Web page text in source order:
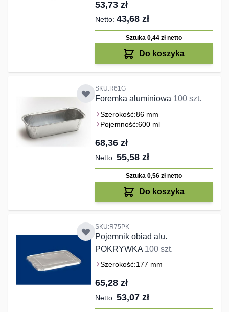
53,73 zł
43,68 zł
Sztuka 0,44 złnetto
Do koszyka
SKU:R61G
Foremka aluminiowa 100 szt.
Szerokość:86 mm
Pojemność:600 ml
68,36 zł
55,58 zł
Sztuka 0,56 złnetto
Do koszyka
SKU:R75PK
Pojemnik obiad alu.
POKRYWKA 100 szt.
Szerokość:177 mm
65,28 zł
53,07 zł